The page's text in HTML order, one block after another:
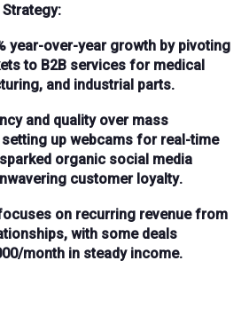
year-over-year growth by pivoting
to B2B services for medical
and industrial parts.
and qualityover mass
up webcams for real-time
organic social media
customer loyalty.
on recurring revenuefrom
with some deals
month in steady income.